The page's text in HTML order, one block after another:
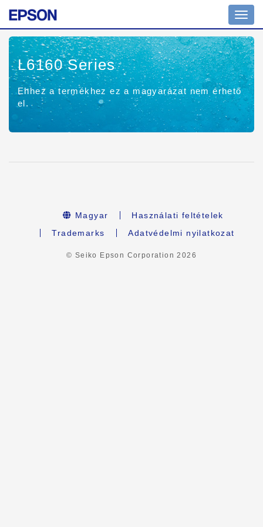
L6160 Series
Ehhez a termékhez ez a magyarázat nem érhető
el.
Magyar
Használati feltételek
Trademarks
Adatvédelmi nyilatkozat
© Seiko Epson Corporation2026